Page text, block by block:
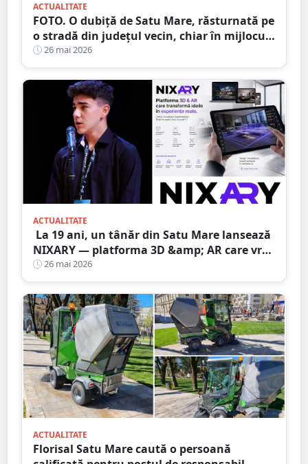
ACTUALITATE
FOTO. O dubiță de Satu Mare, răsturnată pe
o stradă din județul vecin, chiar în mijlocul
unei intersecții
26 mai 2026
ACTUALITATE
La 19 ani, un tânăr din Satu Mare lansează
NIXARY — platforma 3D &amp; AR care vrea
să schimbe modul în care vedem realitatea
26 mai 2026
ACTUALITATE
Florisal Satu Mare caută o persoană